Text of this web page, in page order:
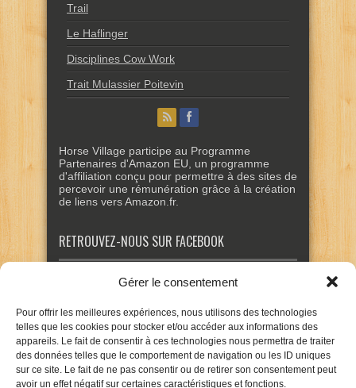
Gérer le consentement
Pour offrir les meilleures expériences, nous utilisons des technologies
telles que les cookies pour stocker et/ou accéder aux informations des
appareils. Le fait de consentir à ces technologies nous permettra de traiter
des données telles que le comportement de navigation ou les ID uniques
sur ce site. Le fait de ne pas consentir ou de retirer son consentement peut
avoir un effet négatif sur certaines caractéristiques et fonctions.
Trail
Le Haflinger
Disciplines Cow Work
Trait Mulassier Poitevin
Horse Village participe au Programme
Partenaires d'Amazon EU, un programme
d'affiliation conçu pour permettre à des sites de
percevoir une rémunération grâce à la création
de liens vers Amazon.fr.
RETROUVEZ-NOUS SUR FACEBOOK